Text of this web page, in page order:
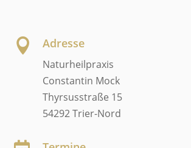
 Adresse
Naturheilpraxis
Constantin Mock
Thyrsusstraße 15
54292 Trier-Nord